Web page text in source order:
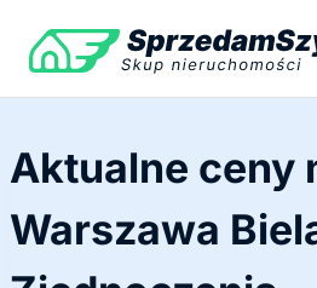
treści
Aktualne ceny
Warszawa